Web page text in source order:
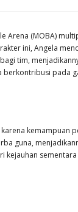
Arena (MOBA)
ini, Angela
tim,
berkontribusi pada
guna,
kejauhan